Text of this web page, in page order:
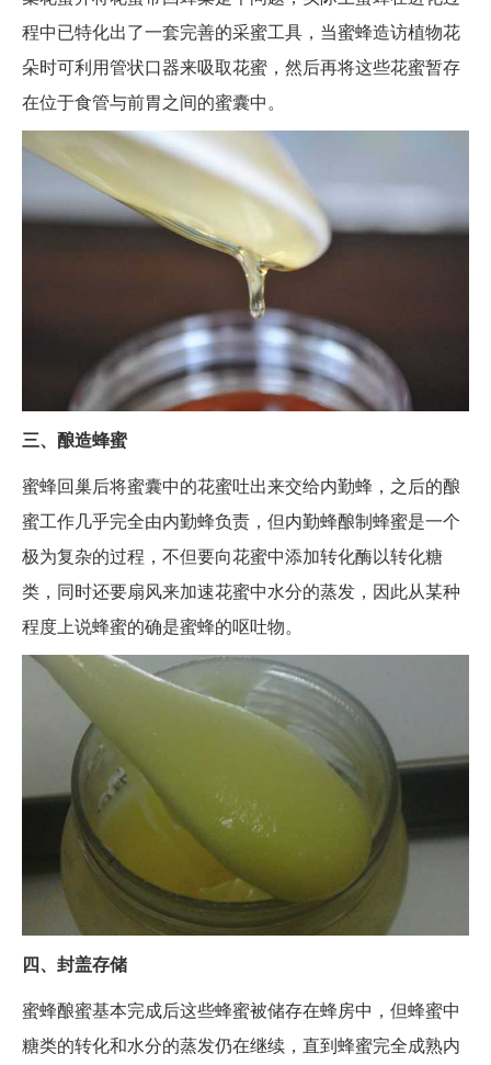
程中已特化出了一套完善的采蜜工具，当蜜蜂造访植物花
朵时可利用管状口器来吸取花蜜，然后再将这些花蜜暂存
在位于食管与前胃之间的蜜囊中。
三、酿造蜂蜜
蜜蜂回巢后将蜜囊中的花蜜吐出来交给内勤蜂，之后的酿
蜜工作几乎完全由内勤蜂负责，但内勤蜂酿制蜂蜜是一个
极为复杂的过程，不但要向花蜜中添加转化酶以转化糖
类，同时还要扇风来加速花蜜中水分的蒸发，因此从某种
程度上说蜂蜜的确是蜜蜂的呕吐物。
四、封盖存储
蜜蜂酿蜜基本完成后这些蜂蜜被储存在蜂房中，但蜂蜜中
糖类的转化和水分的蒸发仍在继续，直到蜂蜜完全成熟内